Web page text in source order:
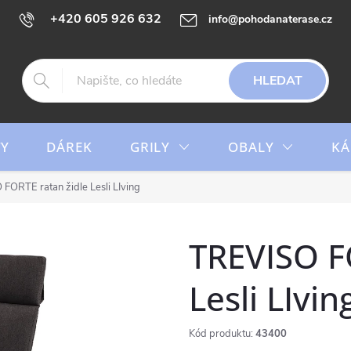
+420 605 926 632 info@pohodanaterase.cz
HLEDAT
DÁREK GRILY OBALY
FORTE ratan židle Lesli LIving
TREVISO
Lesli
Kód produktu: 43400